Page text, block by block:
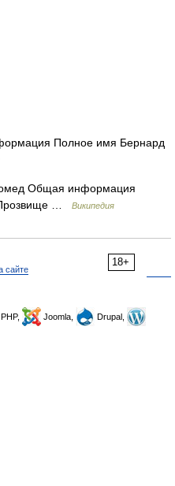
Полное имя Бернард
Общая информация
…
Википедия
18+
сайте
Joomla,
Drupal,